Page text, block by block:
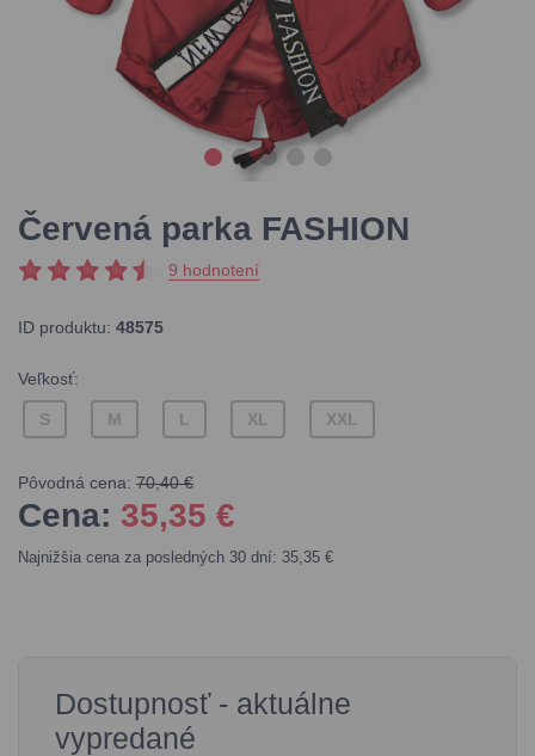
Červená parka FASHION
9 hodnotení
ID produktu: 48575
Veľkosť:
S M L XL XXL
Pôvodná cena: 70,40 €
Cena: 35,35 €
Najnižšia cena za posledných 30 dní: 35,35 €
Dostupnosť - aktuálne
vypredané